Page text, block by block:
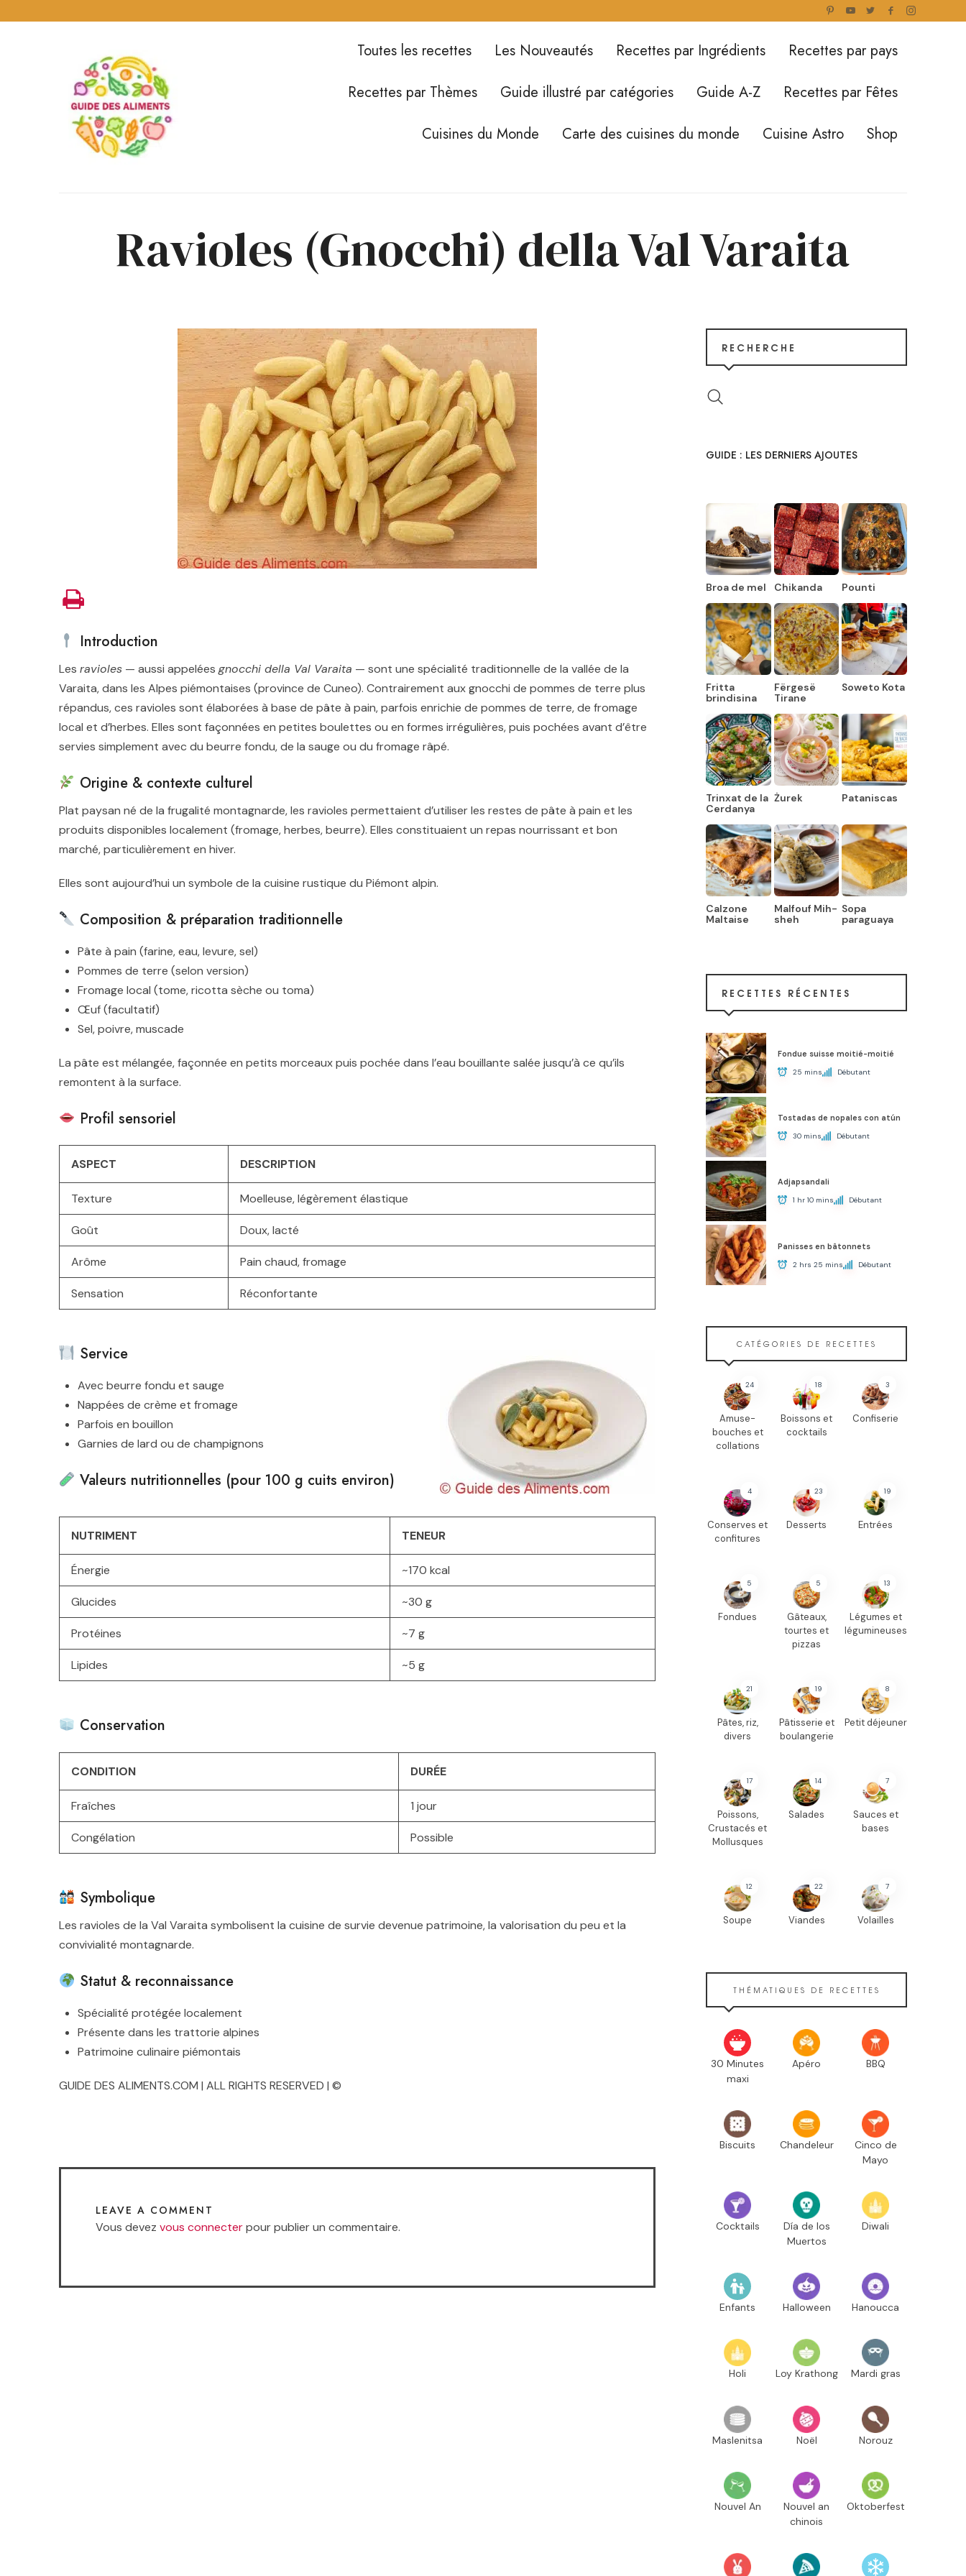
Guide
des
Aliments
www.guidedesaliments.com
Toutes les recettes Les Nouveautés Recettes par Ingrédients
Recettes par pays
Recettes par Thèmes
Guide illustré par catégories Guide A-Z
Recettes par Fêtes
Cuisines du Monde
Carte des cuisines du monde Cuisine Astro Shop
Ravioles (Gnocchi) della Val Varaita
Introduction
Les ravioles — aussi appelées gnocchi della Val Varaita — sont une spécialité traditionnelle de la vallée de la
Varaita, dans les Alpes piémontaises (province de Cuneo). Contrairement aux gnocchi de pommes de terre plus
répandus, ces ravioles sont élaborées à base de pâte à pain, parfois enrichie de pommes de terre, de fromage
local et d’herbes. Elles sont façonnées en petites boulettes ou en formes irrégulières, puis pochées avant d’être
servies simplement avec du beurre fondu, de la sauge ou du fromage râpé.
Origine & contexte culturel
Plat paysan né de la frugalité montagnarde, les ravioles permettaient d’utiliser les restes de pâte à pain et les
produits disponibles localement (fromage, herbes, beurre). Elles constituaient un repas nourrissant et bon
marché, particulièrement en hiver.
Elles sont aujourd’hui un symbole de la cuisine rustique du Piémont alpin.
Composition & préparation traditionnelle
Pâte à pain (farine, eau, levure, sel)
Pommes de terre (selon version)
Fromage local (tome, ricotta sèche ou toma)
Œuf (facultatif)
Sel, poivre, muscade
La pâte est mélangée, façonnée en petits morceaux puis pochée dans l’eau bouillante salée jusqu’à ce qu’ils
remontent à la surface.
Profil sensoriel
ASPECT DESCRIPTION
Texture Moelleuse, légèrement élastique
Goût Doux, lacté
Arôme Pain chaud, fromage
Sensation Réconfortante
Service
Avec beurre fondu et sauge
Nappées de crème et fromage
Parfois en bouillon
Garnies de lard ou de champignons
Valeurs nutritionnelles (pour 100 g cuits environ)
NUTRIMENT TENEUR
Énergie ~170 kcal
Glucides ~30 g
Protéines ~7 g
Lipides ~5 g
Conservation
CONDITION DURÉE
Fraîches 1 jour
Congélation Possible
Symbolique
Les ravioles de la Val Varaita symbolisent la cuisine de survie devenue patrimoine, la valorisation du peu et la
convivialité montagnarde.
Statut & reconnaissance
Spécialité protégée localement
Présente dans les trattorie alpines
Patrimoine culinaire piémontais
GUIDE DES ALIMENTS.COM | ALL RIGHTS RESERVED | ©
LEAVE A COMMENT
Vous devez vous connecterpour publier un commentaire.
RECHERCHE
GUIDE : LES DERNIERS AJOUTES
Broa de mel Chikanda Pounti
Fritta
brindisina
Fërgesë
Tirane
Soweto Kota
Trinxat de la
Cerdanya
Żurek Pataniscas
Calzone
Maltaise
Malfouf Mih-
sheh
Sopa
paraguaya
RECETTES RÉCENTES
Fondue suisse moitié-moitié
25 mins Débutant
Tostadas de nopales con atún
30 mins Débutant
Adjapsandali
1 hr 10 mins Débutant
Panisses en bâtonnets
2 hrs 25 mins Débutant
CATÉGORIES DE RECETTES
24
Amuse-
bouches et
collations
18
Boissons et
cocktails
3
Confiserie
4
Conserves et
confitures
23
Desserts
19
Entrées
5
Fondues
5
Gâteaux,
tourtes et
pizzas
13
Légumes et
légumineuses
21
Pâtes, riz,
divers
19
Pâtisserie et
boulangerie
8
Petit déjeuner
17
Poissons,
Crustacés et
Mollusques
14
Salades
7
Sauces et
bases
12
Soupe
22
Viandes
7
Volailles
THÉMATIQUES DE RECETTES
30 Minutes
maxi
Apéro BBQ
Biscuits Chandeleur
Cinco de
Mayo
Cocktails
Día de los
Muertos
Diwali
Enfants Halloween Hanoucca
Holi Loy Krathong Mardi gras
Maslenitsa Noël Norouz
Nouvel An
Nouvel an
chinois
Oktoberfest